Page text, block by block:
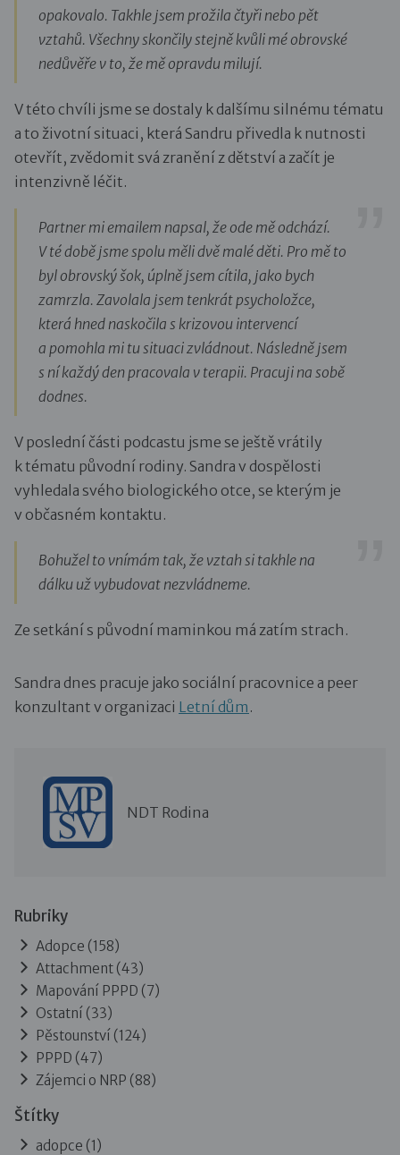
opakovalo. Takhle jsem prožila čtyři nebo pět
vztahů. Všechny skončily stejně kvůli mé obrovské
nedůvěře v to, že mě opravdu milují.
V této chvíli jsme se dostaly k dalšímu silnému tématu
a to životní situaci, která Sandru přivedla k nutnosti
otevřít, zvědomit svá zranění z dětství a začít je
intenzivně léčit.
Partner mi emailem napsal, že ode mě odchází.
V té době jsme spolu měli dvě malé děti. Pro mě to
byl obrovský šok, úplně jsem cítila, jako bych
zamrzla. Zavolala jsem tenkrát psycholožce,
která hned naskočila s krizovou intervencí
a pomohla mi tu situaci zvládnout. Následně jsem
s ní každý den pracovala v terapii. Pracuji na sobě
dodnes.
V poslední části podcastu jsme se ještě vrátily
k tématu původní rodiny. Sandra v dospělosti
vyhledala svého biologického otce, se kterým je
v občasném kontaktu.
Bohužel to vnímám tak, že vztah si takhle na
dálku už vybudovat nezvládneme.
Ze setkání s původní maminkou má zatím strach.
Sandra dnes pracuje jako sociální pracovnice a peer
konzultant v organizaci Letní dům .
NDT Rodina
Rubriky
Adopce (158)
Attachment (43)
Mapování PPPD (7)
Ostatní (33)
Pěstounství (124)
PPPD (47)
Zájemci o NRP (88)
Štítky
adopce (1)